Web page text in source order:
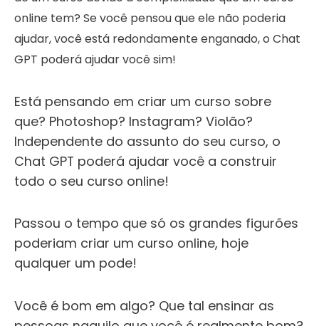
online tem? Se você pensou que ele não poderia
ajudar, você está redondamente enganado, o Chat
GPT poderá ajudar você sim!
Está pensando em criar um curso sobre
que? Photoshop? Instagram? Violão?
Independente do assunto do seu curso, o
Chat GPT poderá ajudar você a construir
todo o seu curso online!
Passou o tempo que só os grandes figurões
poderiam criar um curso online, hoje
qualquer um pode!
Você é bom em algo? Que tal ensinar as